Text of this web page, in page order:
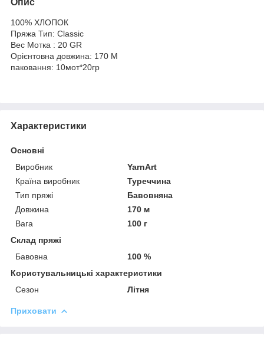
100% ХЛОПОК
Пряжа Тип: Classic
Вес Мотка : 20 GR
Орієнтовна довжина: 170 M
паковання: 10мот*20гр
Характеристики
Основні
Виробник
YarnArt
Країна виробник
Туреччина
Тип пряжі
Бавовняна
Довжина
170 м
Вага
100 г
Склад пряжі
Бавовна
100 %
Користувальницькі характеристики
Сезон
Літня
Приховати